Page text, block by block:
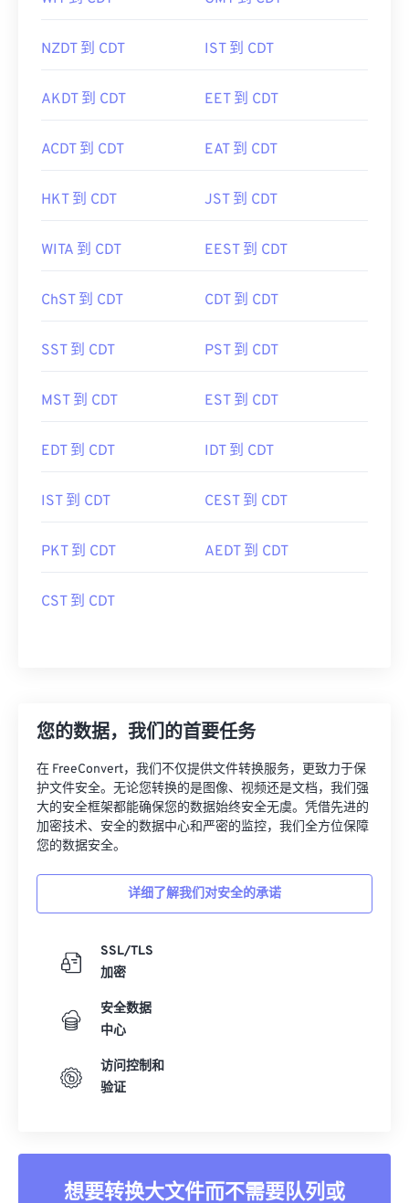
NZDT 到 CDT IST 到 CDT
AKDT 到 CDT EET 到 CDT
ACDT 到 CDT EAT 到 CDT
HKT 到 CDT JST 到 CDT
WITA 到 CDT EEST 到 CDT
ChST 到 CDT CDT 到 CDT
SST 到 CDT PST 到 CDT
MST 到 CDT EST 到 CDT
EDT 到 CDT IDT 到 CDT
IST 到 CDT CEST 到 CDT
PKT 到 CDT AEDT 到 CDT
CST 到 CDT
您的数据，我们的首要任务
在 FreeConvert，我们不仅提供文件转换服务，更致力于保
护文件安全。无论您转换的是图像、视频还是文档，我们强
大的安全框架都能确保您的数据始终安全无虞。凭借先进的
加密技术、安全的数据中心和严密的监控，我们全方位保障
您的数据安全。
详细了解我们对安全的承诺
SSL/TLS
加密
安全数据
中心
访问控制和
验证
想要转换大文件而不需要队列或